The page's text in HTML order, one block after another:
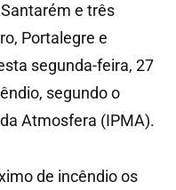
e três
Portalegre e
segunda-feira, 27
segundo o
Atmosfera (IPMA).
de incêndio os